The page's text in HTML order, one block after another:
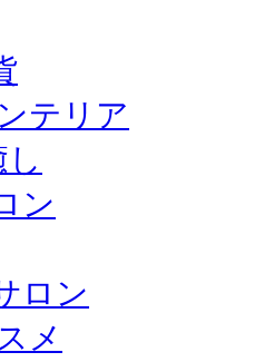
テリア
ン
ロン
メ